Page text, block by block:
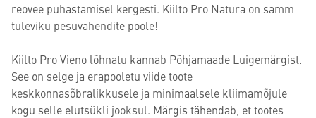
reovee puhastamisel kergesti. Kiilto Pro Natura on samm
tuleviku pesuvahendite poole!
Kiilto Pro Vieno lõhnatu kannab Põhjamaade Luigemärgist.
See on selge ja erapooletu viide toote
keskkonnasõbralikkusele ja minimaalsele kliimamõjule
kogu selle elutsükli jooksul. Märgis tähendab, et tootes